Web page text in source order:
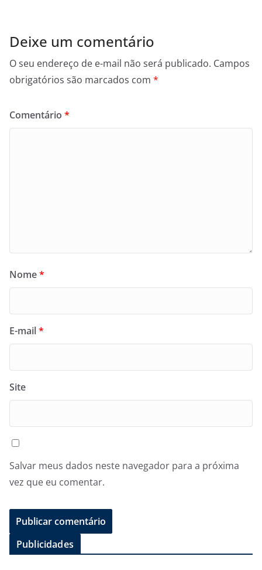
Deixe um comentário
O seu endereço de e-mail não será publicado. Campos
obrigatórios são marcados com *
Comentário *
Nome*
E-mail*
Site
Salvar meus dados neste navegador para a próxima
vez que eu comentar.
Publicidades